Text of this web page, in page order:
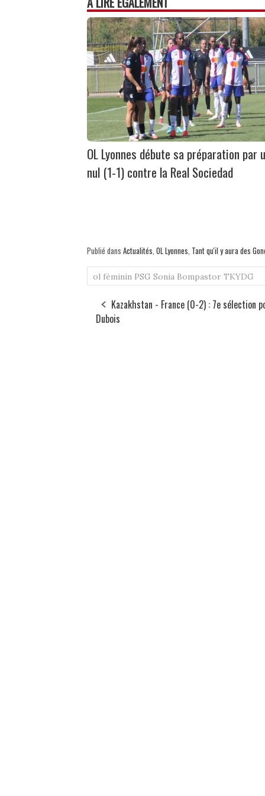
OL Lyonnes débute sa préparation par
nul (1-1) contre la Real Sociedad
Publié dans Actualités OL Lyonnes Tant qu'il y aura des
ol féminin PSG Sonia Bompastor TKYDG
Kazakhstan - France (0-2) : 7e sélection
Dubois